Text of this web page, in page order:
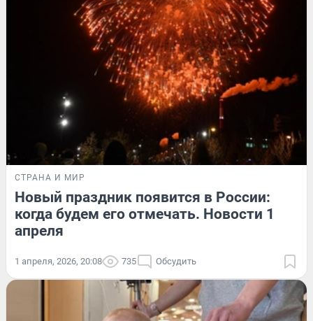
СТРАНА И МИР
Новый праздник появится в России:
когда будем его отмечать. Новости 1
апреля
1 апреля, 2026, 20:08 735 Обсудить